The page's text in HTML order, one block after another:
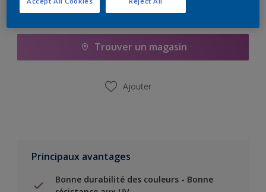
Ajouter à la liste d’achats
Trouver un magasin
Ajouter
Principaux avantages
Bonne durabilité des couleurs - Bonne